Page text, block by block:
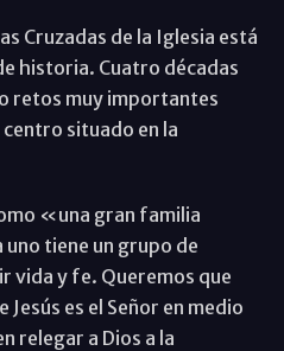
Cruzadas de la Iglesia está
historia. Cuatro décadas
retos muy importantes
situado en la
«una gran familia
uno tiene un grupo de
vida y fe. Queremos que
es el Señor en medio
relegar a Dios a la